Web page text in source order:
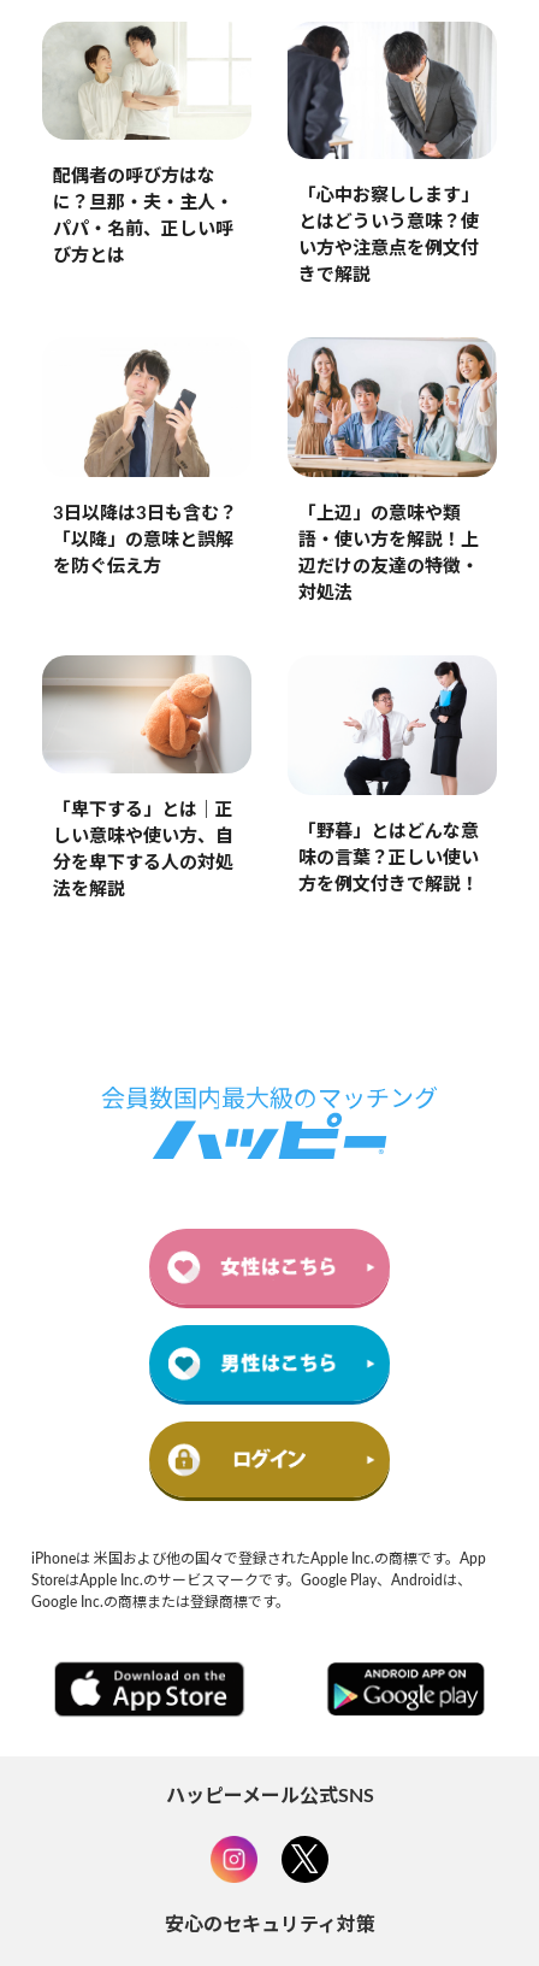
配偶者の呼び方はな
に？旦那・夫・主人・
パパ・名前、正しい呼
び方とは
「心中お察しします」
とはどういう意味？使
い方や注意点を例文付
きで解説
3日以降は3日も含む？
「以降」の意味と誤解
を防ぐ伝え方
「上辺」の意味や類
語・使い方を解説！上
辺だけの友達の特徴・
対処法
「卑下する」とは｜正
しい意味や使い方、自
分を卑下する人の対処
法を解説
「野暮」とはどんな意
味の言葉？正しい使い
方を例文付きで解説！
iPhoneは 米国および他の国々で登録されたApple Inc.の商標です。App
StoreはApple Inc.のサービスマークです。Google Play、Androidは、
Google Inc.の商標または登録商標です。
ハッピーメール公式SNS
安心のセキュリティ対策